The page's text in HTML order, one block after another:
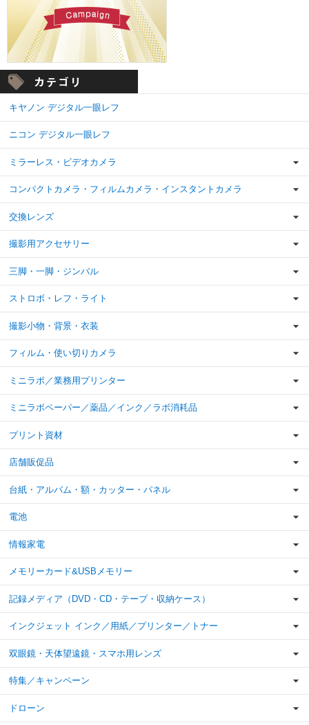
キヤノン デジタル一眼レフ
ニコン デジタル一眼レフ
ミラーレス・ビデオカメラ
コンパクトカメラ・フィルムカメラ・インスタントカメラ
交換レンズ
撮影用アクセサリー
三脚・一脚・ジンバル
ストロボ・レフ・ライト
撮影小物・背景・衣装
フィルム・使い切りカメラ
ミニラボ／業務用プリンター
ミニラボペーパー／薬品／インク／ラボ消耗品
プリント資材
店舗販促品
台紙・アルバム・額・カッター・パネル
電池
情報家電
メモリーカード&USBメモリー
記録メディア（DVD・CD・テープ・収納ケース）
インクジェット インク／用紙／プリンター／トナー
双眼鏡・天体望遠鏡・スマホ用レンズ
特集／キャンペーン
ドローン